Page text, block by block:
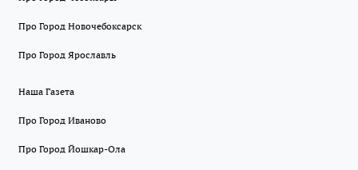
Про Город Новочебоксарск
Про Город Ярославль
Наша Газета
Про Город Иваново
Про Город Йошкар-Ола